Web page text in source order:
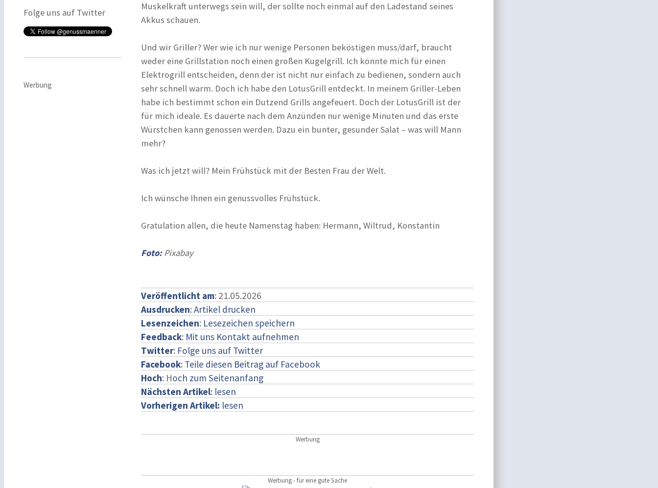
Folge uns auf Twitter
Werbung
Muskelkraft unterwegs sein will, der sollte noch einmal auf den Ladestand seines
Akkus schauen.
Und wir Griller? Wer wie ich nur wenige Personen beköstigen muss/darf, braucht
weder eine Grillstation noch einen großen Kugelgrill. Ich könnte mich für einen
Elektrogrill entscheiden, denn der ist nicht nur einfach zu bedienen, sondern auch
sehr schnell warm. Doch ich habe den LotusGrill entdeckt. In meinem Griller-Leben
habe ich bestimmt schon ein Dutzend Grills angefeuert. Doch der LotusGrill ist der
für mich ideale. Es dauerte nach dem Anzünden nur wenige Minuten und das erste
Würstchen kann genossen werden. Dazu ein bunter, gesunder Salat – was will Mann
mehr?
Was ich jetzt will? Mein Frühstück mit der Besten Frau der Welt.
Ich wünsche Ihnen ein genussvolles Frühstück.
Gratulation allen, die heute Namenstag haben: Hermann, Wiltrud, Konstantin
Foto:Pixabay
Veröffentlicht am: 21.05.2026
Ausdrucken: Artikel drucken
Lesenzeichen: Lesezeichen speichern
Feedback: Mit uns Kontakt aufnehmen
Twitter: Folge uns auf Twitter
Facebook: Teile diesen Beitrag auf Facebook
Hoch: Hoch zum Seitenanfang
Nächsten Artikel: lesen
Vorherigen Artikel: lesen
Werbung
Werbung - für eine gute Sache